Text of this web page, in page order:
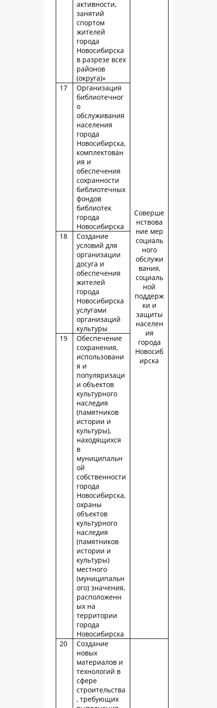
активности,
занятий
спортом
жителей
города
Новосибирска
в разрезе всех
районов
(округа)»
Соверше
нствова
ние мер
социаль
ного
обслужи
вания,
социаль
ной
поддерж
ки и
защиты
населен
ия
города
Новосиб
ирска
17
Организация
библиотечног
о
обслуживания
населения
города
Новосибирска,
комплектован
ия и
обеспечения
сохранности
библиотечных
фондов
библиотек
города
Новосибирска
18
Создание
условий для
организации
досуга и
обеспечения
жителей
города
Новосибирска
услугами
организаций
культуры
19
Обеспечение
сохранения,
использовани
я и
популяризаци
и объектов
культурного
наследия
(памятников
истории и
культуры),
находящихся
в
муниципальн
ой
собственности
города
Новосибирска,
охраны
объектов
культурного
наследия
(памятников
истории и
культуры)
местного
(муниципальн
ого) значения,
расположенн
ых на
территории
города
Новосибирска
20
Создание
новых
материалов и
технологий в
сфере
строительства
, требующих